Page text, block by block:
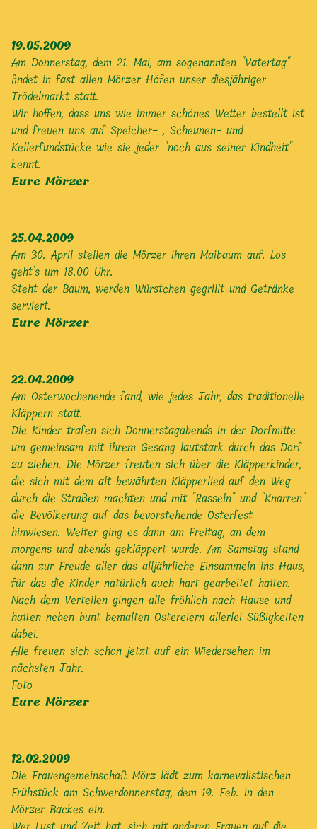
19.05.2009
Am Donnerstag, dem 21. Mai, am sogenannten "Vatertag"
findet in fast allen Mörzer Höfen unser diesjähriger
Trödelmarkt statt.
Wir hoffen, dass uns wie immer schönes Wetter bestellt ist
und freuen uns auf Speicher- , Scheunen- und
Kellerfundstücke wie sie jeder "noch aus seiner Kindheit"
kennt.
Eure Mörzer
25.04.2009
Am 30. April stellen die Mörzer ihren Maibaum auf. Los
geht's um 18.00 Uhr.
Steht der Baum, werden Würstchen gegrillt und Getränke
serviert.
Eure Mörzer
22.04.2009
Am Osterwochenende fand, wie jedes Jahr, das traditionelle
Kläppern statt.
Die Kinder trafen sich Donnerstagabends in der Dorfmitte
um gemeinsam mit ihrem Gesang lautstark durch das Dorf
zu ziehen. Die Mörzer freuten sich über die Kläpperkinder,
die sich mit dem alt bewährten Kläpperlied auf den Weg
durch die Straßen machten und mit "Rasseln" und "Knarren"
die Bevölkerung auf das bevorstehende Osterfest
hinwiesen. Weiter ging es dann am Freitag, an dem
morgens und abends gekläppert wurde. Am Samstag stand
dann zur Freude aller das alljährliche Einsammeln ins Haus,
für das die Kinder natürlich auch hart gearbeitet hatten.
Nach dem Verteilen gingen alle fröhlich nach Hause und
hatten neben bunt bemalten Ostereiern allerlei Süßigkeiten
dabei.
Alle freuen sich schon jetzt auf ein Wiedersehen im
nächsten Jahr.
Foto
Eure Mörzer
12.02.2009
Die Frauengemeinschaft Mörz lädt zum karnevalistischen
Frühstück am Schwerdonnerstag, dem 19. Feb. in den
Mörzer Backes ein.